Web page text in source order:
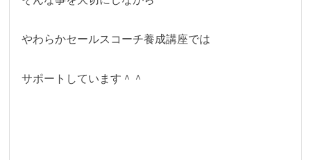
やわらかセールスコーチ養成講座では
サポートしています＾＾